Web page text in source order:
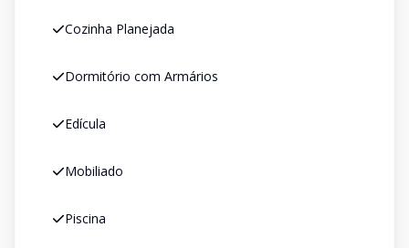
Cozinha Planejada
Dormitório com Armários
Edícula
Mobiliado
Piscina